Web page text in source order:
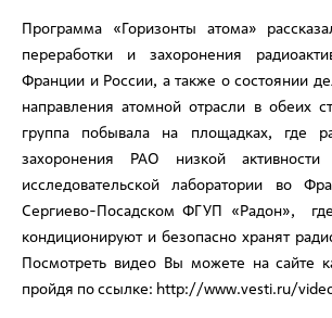
Программа «Горизонты атома»
переработки и захоронения
Франции и России, а также о состоянии
направления атомной отрасли в обеих
группа побывала на площадках, где
захоронения РАО низкой
исследовательской лаборатории во
Сергиево-Посадском ФГУП «Радон»,
кондиционируют и безопасно хранят
Посмотреть видео Вы можете на сайте
пройдя по ссылке: http://www.vesti.ru/